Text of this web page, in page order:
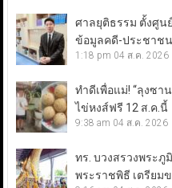
ศาลยุติธรรม ตั้งศูน
ข้อมูลคดี-ประชาชน
1:18 pm 04 ส.ค. 2026
ทำดีเพื่อแม่! “ลุงซา
ไข่หงส์ฟรี 12 ส.ค.นี้
9:38 am 04 ส.ค. 2026
ทร. บวงสรวงพระภู
พระราชพิธี เตรียม